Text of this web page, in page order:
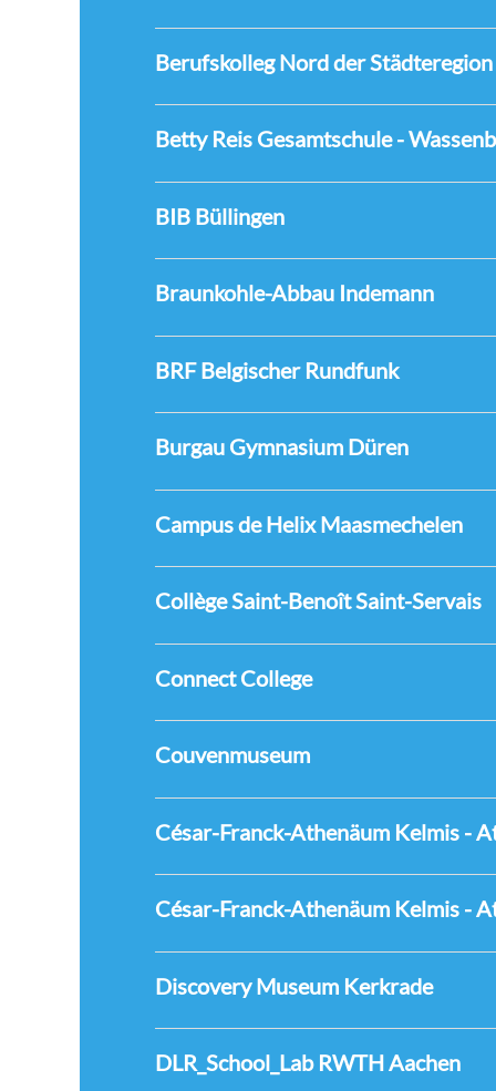
Berufskolleg Nord der
Betty Reis Gesamtschule -
BIB Büllingen
Braunkohle-Abbau Indemann
BRF Belgischer Rundfunk
Burgau Gymnasium Düren
Campus de Helix Maasmechelen
Collège Saint-Benoît Saint-Servais
Connect College
Couvenmuseum
César-Franck-Athenäum Kelmis -
César-Franck-Athenäum Kelmis -
Discovery Museum Kerkrade
DLR_School_Lab RWTH Aachen